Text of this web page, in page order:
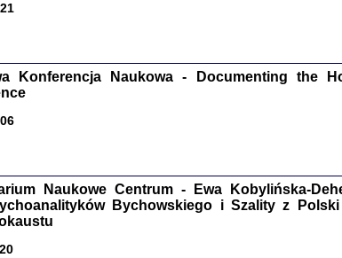
Studia i Materiały
nr 17, R. 2021
NIE WIEMY CO PRZYNIESIE
Dziennik pisany w
Konferencja Naukowa - Documenting the
Naukowe Centrum - Ewa Kobylińska-
Bychowskiego i Szality z